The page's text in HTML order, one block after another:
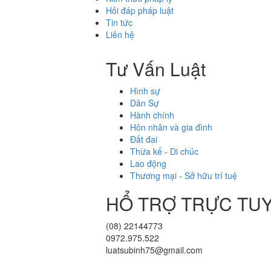
Hỏi đáp pháp luật
Tin tức
Liên hệ
Tư Vấn Luật
Hình sự
Dân Sự
Hành chính
Hôn nhân và gia đình
Đất đai
Thừa kế - Di chúc
Lao động
Thương mại - Sở hữu trí tuệ
HỔ TRỢ TRỰC
(08) 22144773
0972.975.522
luatsubinh75@gmail.com